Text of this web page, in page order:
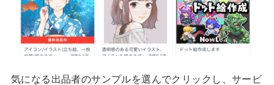
気になる出品者のサンプルを選んでクリックし、サービ